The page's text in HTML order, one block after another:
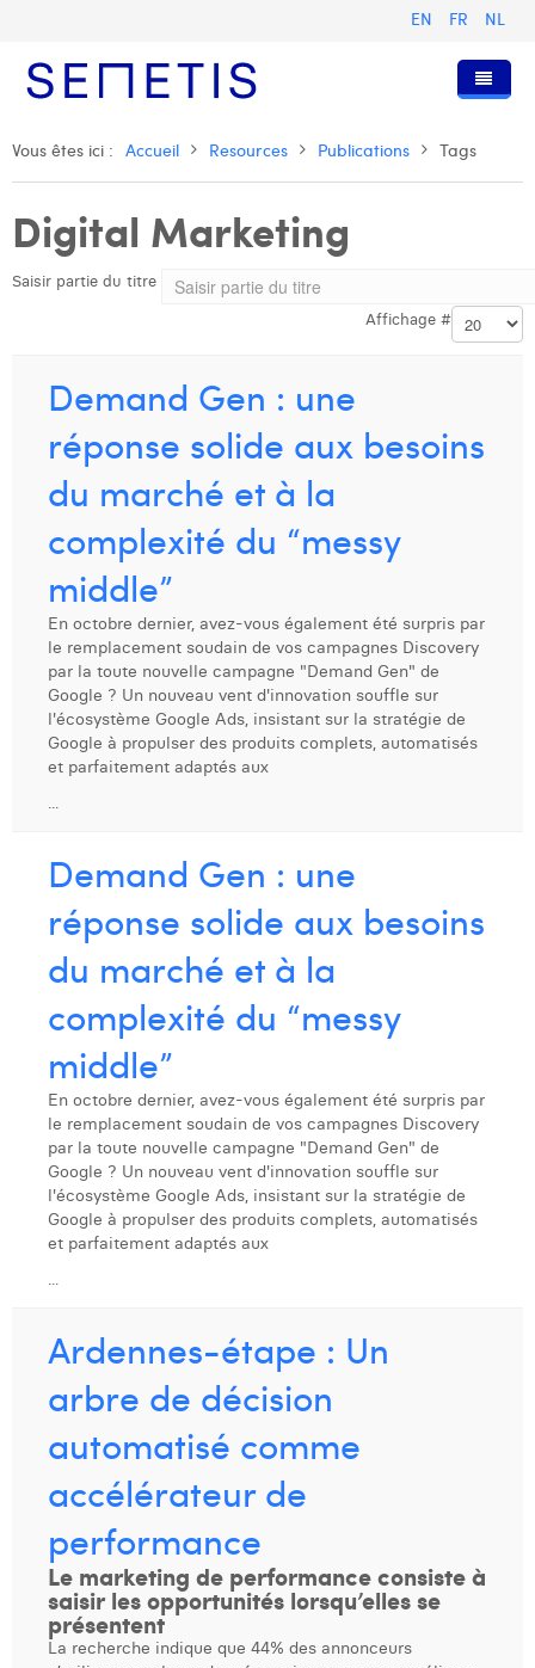
EN FR NL
Accueil
Services
Publicité Digitale
Digital Business Intelligence
Formations
Qui sommes-nous ?
Notre histoire
Anouk Allegaert
Arthur Collard
Camille Servais
Charlie Deschamps
Dhan Claes
Diane Tremouroux
Edouard Polet
Elio Civalleri
Eliott Pousset
Floriane Defacqz
Hanne Van Loock
Janne Beke
Jonas Geiregat
Justine Cremer
Laura Rooseleer
Laura Verhelst
Lena Pignoloni
Leonard Dierickx
Linda Kraim
Lisa Protin
Lore Fierens
Lotte Vranckx
Louis Nassogne
Lucas Taels
Manon Houppertz
Margaux Marien
Margaux Snakkers
Nos valeurs
Omnicom Media Group
Certifications
Ressources
Présentations et Cas
Communiqués de presse
Rejoignez-nous
Digital Business Consultant NL
Digital Business Analyst
Digital Business Intern
Contact
Vous êtes ici : Accueil Resources Publications Tags
Digital Marketing
Saisir partie du titre
Affichage #
Demand Gen : une
réponse solide aux besoins
du marché et à la
complexité du “messy
middle”
En octobre dernier, avez-vous également été surpris par
le remplacement soudain de vos campagnes Discovery
par la toute nouvelle campagne "Demand Gen" de
Google ? Un nouveau vent d'innovation souffle sur
l'écosystème Google Ads, insistant sur la stratégie de
Google à propulser des produits complets, automatisés
et parfaitement adaptés aux
...
Demand Gen : une
réponse solide aux besoins
du marché et à la
complexité du “messy
middle”
En octobre dernier, avez-vous également été surpris par
le remplacement soudain de vos campagnes Discovery
par la toute nouvelle campagne "Demand Gen" de
Google ? Un nouveau vent d'innovation souffle sur
l'écosystème Google Ads, insistant sur la stratégie de
Google à propulser des produits complets, automatisés
et parfaitement adaptés aux
...
Ardennes-étape : Un
arbre de décision
automatisé comme
accélérateur de
performance
Le marketing de performance consiste à
saisir les opportunités lorsqu’elles se
présentent
La recherche indique que 44% des annonceurs